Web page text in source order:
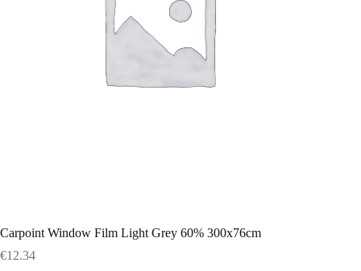
Carpoint Window Film Light Grey 60% 300x76cm
€12.34